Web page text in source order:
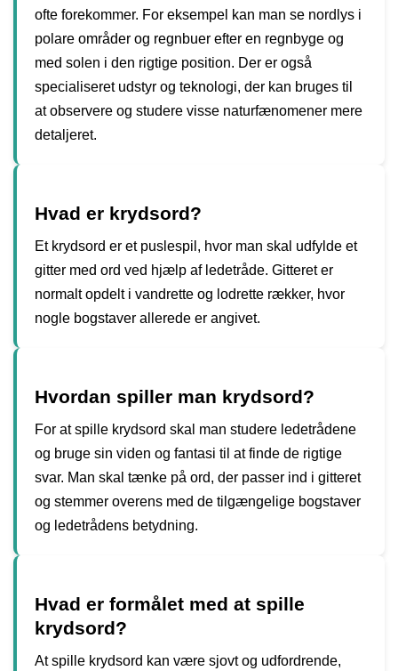
ofte forekommer. For eksempel kan man se nordlys i
polare områder og regnbuer efter en regnbyge og
med solen i den rigtige position. Der er også
specialiseret udstyr og teknologi, der kan bruges til
at observere og studere visse naturfænomener mere
detaljeret.
Hvad er krydsord?
Et krydsord er et puslespil, hvor man skal udfylde et
gitter med ord ved hjælp af ledetråde. Gitteret er
normalt opdelt i vandrette og lodrette rækker, hvor
nogle bogstaver allerede er angivet.
Hvordan spiller man krydsord?
For at spille krydsord skal man studere ledetrådene
og bruge sin viden og fantasi til at finde de rigtige
svar. Man skal tænke på ord, der passer ind i gitteret
og stemmer overens med de tilgængelige bogstaver
og ledetrådens betydning.
Hvad er formålet med at spille
krydsord?
At spille krydsord kan være sjovt og udfordrende,